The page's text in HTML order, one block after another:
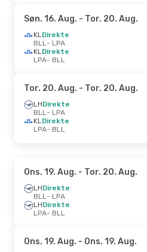
Søn. 16. Aug. - Tor. 20. Aug.
KLDirekte
BLL- LPA
KLDirekte
LPA- BLL
Tor. 20. Aug. - Tor. 20. Aug.
LHDirekte
BLL- LPA
KLDirekte
LPA- BLL
Ons. 19. Aug. - Tor. 20. Aug.
LHDirekte
BLL- LPA
LHDirekte
LPA- BLL
Ons. 19. Aug. - Ons. 19. Aug.